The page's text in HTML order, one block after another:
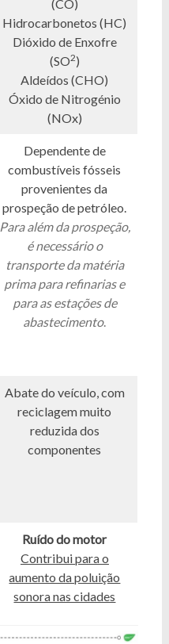
(CO)
Hidrocarbonetos (HC)
Dióxido de Enxofre
(SO2)
Aldeídos (CHO)
Óxido de Nitrogénio
(NOx)
Dependente de
combustíveis fósseis
provenientes da
prospeção de petróleo.
Para além da prospeção,
é necessário o
transporte da matéria
prima para refinarias e
para as estações de
abastecimento.
Abate do veículo, com
reciclagem muito
reduzida dos
componentes
Ruído do motor
Contribui para o
aumento da poluição
sonora nas cidades